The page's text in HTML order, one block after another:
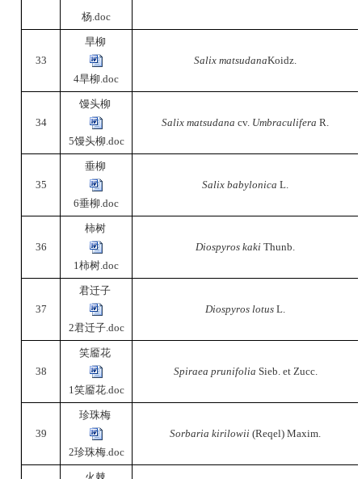
杨.doc
33
旱柳
4旱柳.doc
Salix matsudanaKoidz.
34
馒头柳
5馒头柳.doc
Salix matsudana cv. Umbraculifera R.
35
垂柳
6垂柳.doc
Salix babylonica L.
36
柿树
1柿树.doc
Diospyros kaki Thunb.
37
君迁子
2君迁子.doc
Diospyros lotus L.
38
笑靥花
1笑靥花.doc
Spiraea prunifolia Sieb. et Zucc.
39
珍珠梅
2珍珠梅.doc
Sorbaria kirilowii (Reqel) Maxim.